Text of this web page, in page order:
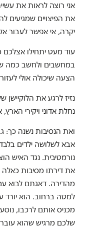
אני רוצה לראות את
את הפיצויים שמגיעים
יקרה, אי אפשר לעבור
עוד מעט יתחילו אצלכם
במחשבים ולחשב כמה
הצעה שיכולה אולי
נזיז לרגע את הלוקיישן
נחלת אדוני ויקירי
ואת הנסיבות נשנה כך:
אבא לשלושה ילדים
נורמטיבית. נגד האיש
את דירתו מסיבות כאלה
מהדירה. דאגתם לבוא
למטה ברחוב. הוא יורד
מכניס אותם לרכבו,
שלכם מרגיש שהוא